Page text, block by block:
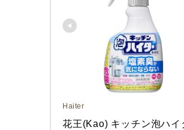
Haiter
花王(Kao) キッチン泡ハイ